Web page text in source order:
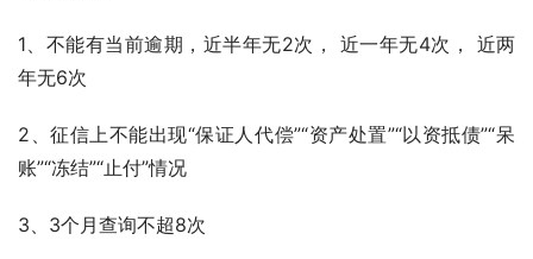
1、不能有当前逾期，近半年无2次， 近一年无4次， 近两
年无6次
2、征信上不能出现“保证人代偿”“资产处置”“以资抵债”“呆
账”“冻结”“止付”情况
3、3个月查询不超8次